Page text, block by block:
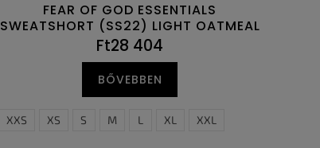
FEAR OF GOD ESSENTIALS
SWEATSHORT (SS22) LIGHT OATMEAL
Ft28 404
BŐVEBBEN
XXS XS S M L XL XXL